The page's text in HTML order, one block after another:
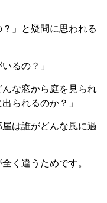
」と疑問に思われる
るの？」
な窓から庭を見られ
られるのか？」
は誰がどんな風に過
く違うためです。